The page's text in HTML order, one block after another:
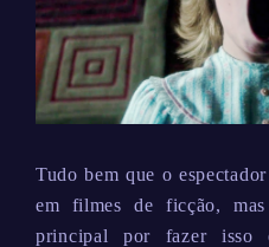
Tudo bem que o
em filmes de ficção,
principal por fazer isso